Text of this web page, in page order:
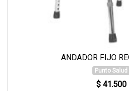
ANDADOR FIJO
Punto Salud
$ 41.500